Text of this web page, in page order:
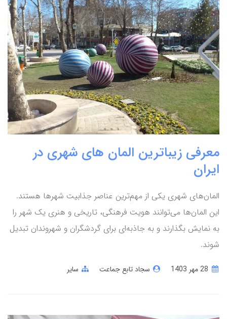
معرفی زیباترین المان های شهری در
ایران
المان‌های شهری یکی از مهم‌ترین عناصر جذابیت شهرها هستند.
این المان‌ها می‌توانند هویت فرهنگی، تاریخی و هنری یک شهر را
به نمایش بگذارند و به جاذبه‌ای برای گردشگران و شهروندان تبدیل
شوند.
سجاد تابع جماعت سایر